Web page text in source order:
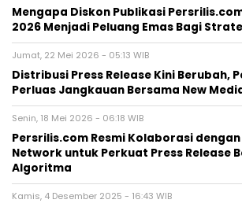
Mengapa Diskon Publikasi
2026 Menjadi Peluang Emas Bagi
Jumat, 22 Mei 2026 - 05:13 WIB
Distribusi Press Release Kini Berubah,
Perluas Jangkauan Bersama New
Senin, 18 Mei 2026 - 06:18 WIB
Persrilis.com Resmi Kolaborasi dengan
Network untuk Perkuat Press Release
Algoritma
Kamis, 4 Desember 2025 - 16:43 WIB